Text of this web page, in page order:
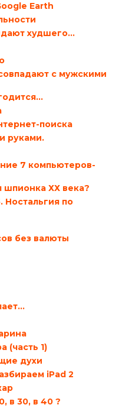
Earth
худшего…
с мужскими
поиска
руками.
7 компьютеров-
шпионка ХХ века?
Ностальгия по
без валюты
(часть 1)
духи
iPad 2
в 30, в 40 ?